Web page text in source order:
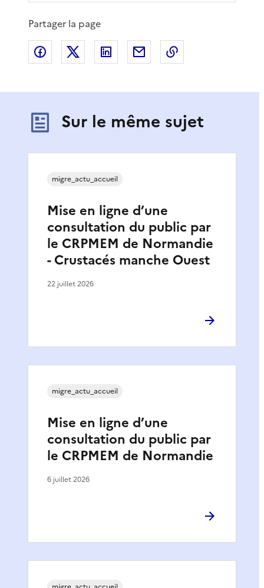
Partager la page
Partager sur Facebook
Partager sur XPartager sur LinkedIn
Partager par email
Sur le même sujet
Mise en ligne d’une
consultation du public par
le CRPMEM de Normandie
- Crustacés manche Ouest
migre_actu_accueil
22 juillet 2026
Mise en ligne d’une
consultation du public par
le CRPMEM de Normandie
migre_actu_accueil
6 juillet 2026